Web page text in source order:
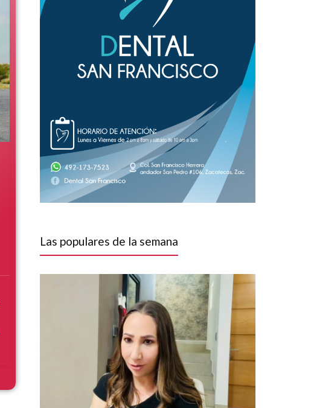
Las populares de la semana